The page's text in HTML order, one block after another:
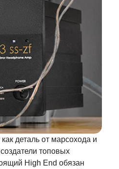
деталь от марсохода и
топовых
High End обязан